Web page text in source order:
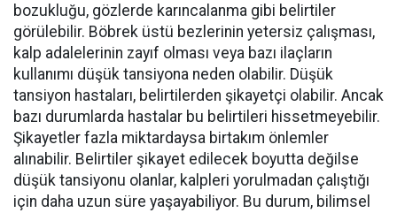
bozukluğu, gözlerde karıncalanma gibi belirtiler
görülebilir. Böbrek üstü bezlerinin yetersiz çalışması,
kalp adalelerinin zayıf olması veya bazı ilaçların
kullanımı düşük tansiyona neden olabilir. Düşük
tansiyon hastaları, belirtilerden şikayetçi olabilir. Ancak
bazı durumlarda hastalar bu belirtileri hissetmeyebilir.
Şikayetler fazla miktardaysa birtakım önlemler
alınabilir. Belirtiler şikayet edilecek boyutta değilse
düşük tansiyonu olanlar, kalpleri yorulmadan çalıştığı
için daha uzun süre yaşayabiliyor. Bu durum, bilimsel